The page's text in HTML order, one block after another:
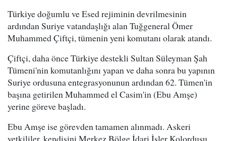
Türkiye doğumlu ve Esed rejiminin devrilmesinin
ardından Suriye vatandaşlığı alan Tuğgeneral Ömer
Muhammed Çiftçi, tümenin yeni komutanı olarak atandı.
Çiftçi, daha önce Türkiye destekli Sultan Süleyman Şah
Tümeni'nin komutanlığını yapan ve daha sonra bu yapının
Suriye ordusuna entegrasyonunun ardından 62. Tümen'in
başına getirilen Muhammed el Casim'in (Ebu Amşe)
yerine göreve başladı.
Ebu Amşe ise görevden tamamen alınmadı. Askeri
yetkililer, kendisini Merkez Bölge İdari İşler Kolordusu